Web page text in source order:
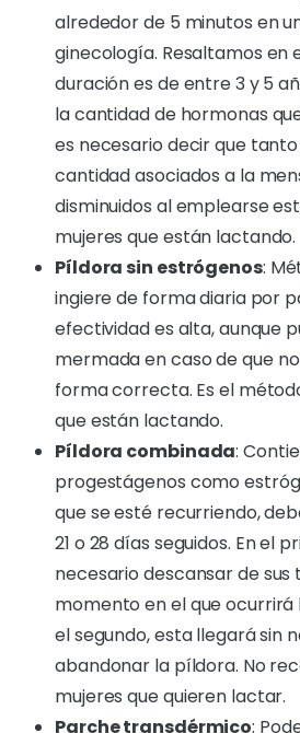
alrededor de 5 minutos en
ginecología. Resaltamos en
duración es de entre 3 y 5
la cantidad de hormonas
es necesario decir que
cantidad asociados a la
disminuidos al emplearse
mujeres que están lactando.
Píldora sin estrógenos:
ingiere de forma diaria por
efectividad es alta, aunque
mermada en caso de que
forma correcta. Es el
que están lactando.
Píldora combinada:
progestágenos como
que se esté recurriendo,
21 o 28 días seguidos. En el
necesario descansar de sus
momento en el que ocurrirá
el segundo, esta llegará sin
abandonar la píldora. No
mujeres que quieren lactar.
Parche transdérmico: